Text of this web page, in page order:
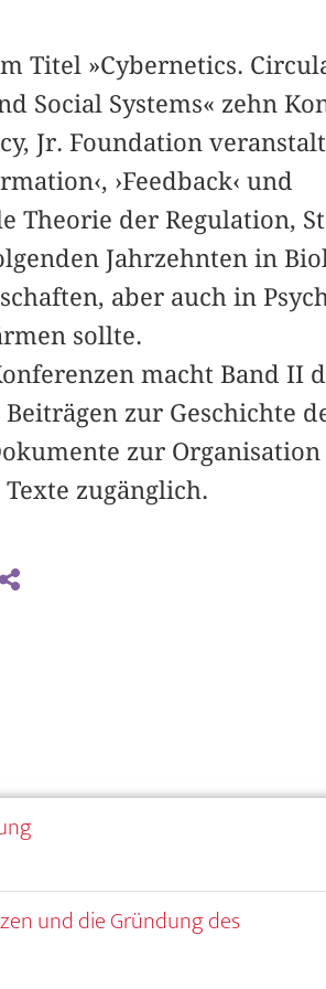
Titel »Cybernetics.
Social Systems« zehn
Jr. Foundation
›Feedback‹ und
Theorie der Regulation,
Jahrzehnten in
aber auch in
sollte.
macht Band II
zur Geschichte
zur Organisation
zugänglich.
und die Gründung des